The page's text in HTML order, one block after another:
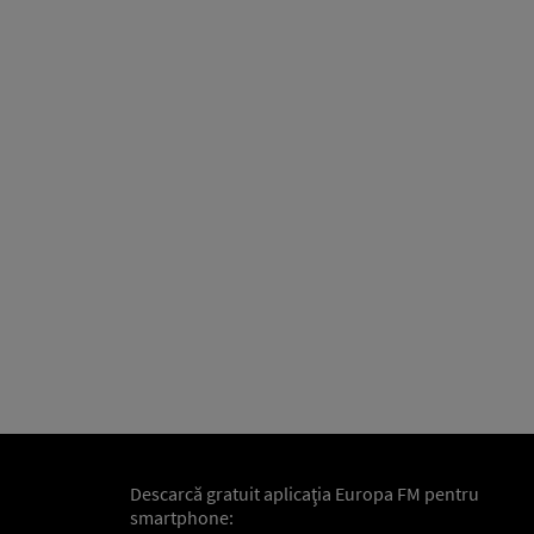
Descarcă gratuit aplicaţia Europa FM pentru
smartphone: